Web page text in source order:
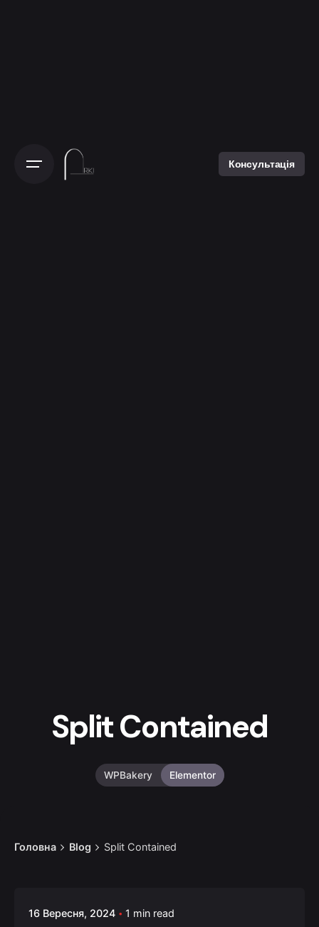
Консультація
Split Contained
WPBakery Elementor
Головна Blog Split Contained
admin
16 Вересня, 2024 1 min read